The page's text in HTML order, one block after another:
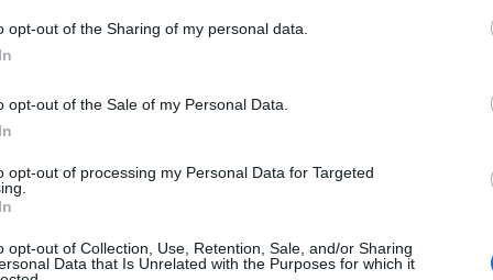
opt-out of the Sharing of my personal data.
opt-out of the Sale of my Personal Data.
opt-out of processing my Personal Data for Targeted
opt-out of Collection, Use, Retention, Sale, and/or Sharing
Data that Is Unrelated with the Purposes for which it
τη δυναμική είσοδο δύο
υποστήριξη και ευρωπαϊκό